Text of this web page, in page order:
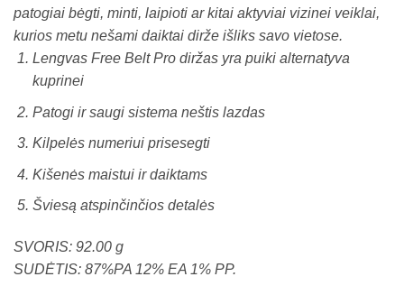
patogiai bėgti, minti, laipioti ar kitai aktyviai vizinei veiklai,
kurios metu nešami daiktai dirže išliks savo vietose.
Lengvas Free Belt Pro diržas yra puiki alternatyva
kuprinei
Patogi ir saugi sistema neštis lazdas
Kilpelės numeriui prisesegti
Kišenės maistui ir daiktams
Šviesą atspinčinčios detalės
SVORIS: 92.00 g
SUDĖTIS: 87%PA 12% EA 1% PP.